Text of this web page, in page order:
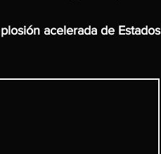
La implosión acelerada de